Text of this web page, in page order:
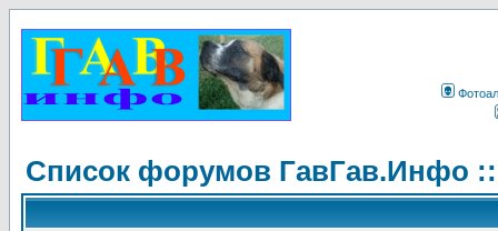
Список форумов ГавГав.Инфо